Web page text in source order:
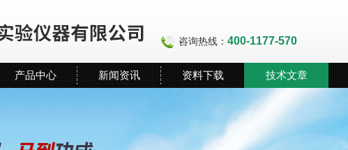
咨询热线： 400-1177-570
产品中心 新闻资讯 资料下载 技术文章